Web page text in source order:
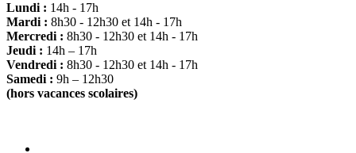
Lundi : 14h - 17h
Mardi : 8h30 - 12h30 et 14h - 17h
Mercredi : 8h30 - 12h30 et 14h - 17h
Jeudi : 14h – 17h
Vendredi : 8h30 - 12h30 et 14h - 17h
Samedi : 9h – 12h30
(hors vacances scolaires)